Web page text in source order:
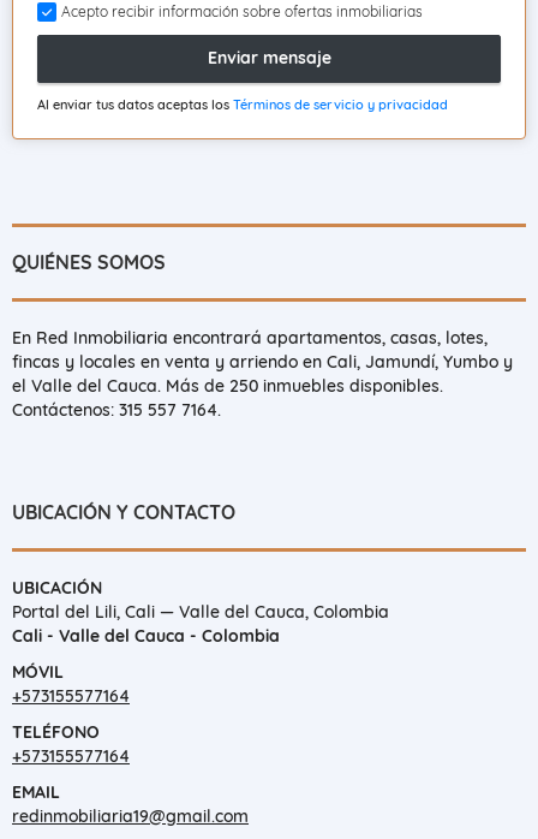
Acepto recibir información sobre ofertas inmobiliarias
Enviar mensaje
Al enviar tus datos aceptas los Términos de servicio y privacidad
QUIÉNES SOMOS
En Red Inmobiliaria encontrará apartamentos, casas, lotes,
fincas y locales en venta y arriendo en Cali, Jamundí, Yumbo y
el Valle del Cauca. Más de 250 inmuebles disponibles.
Contáctenos: 315 557 7164.
UBICACIÓN Y CONTACTO
UBICACIÓN
Portal del Lili, Cali — Valle del Cauca, Colombia
Cali - Valle del Cauca - Colombia
MÓVIL
+573155577164
TELÉFONO
+573155577164
EMAIL
redinmobiliaria19@gmail.com